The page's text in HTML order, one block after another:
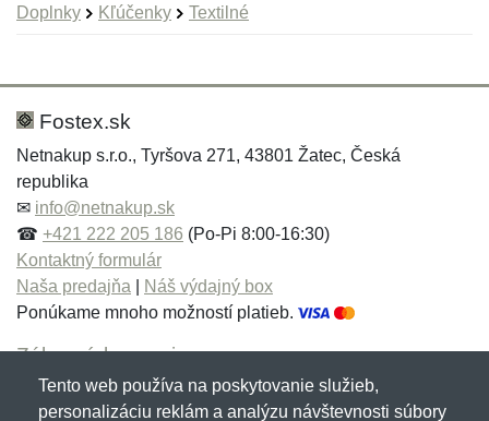
Doplnky Kľúčenky Textilné
Hodnotenie:
Meno:*
E-mail:
Správa*
Meno:
E-mail:*
Správa*
Fostex.sk
Netnakup s.r.o., Tyršova 271, 43801 Žatec, Česká
republika
✉ info@netnakup.sk
☎ +421 222 205 186 (Po-Pi 8:00-16:30)
Kontaktný formulár
Naša predajňa
Náš výdajný box
Ponúkame mnoho možností platieb.
Zákaznícky servis
Novinky emailom
Tento web používa na poskytovanie služieb,
personalizáciu reklám a analýzu návštevnosti súbory